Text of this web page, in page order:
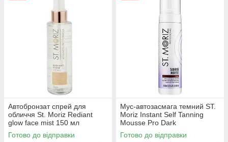
Автобронзат спрей для
обличчя St. Moriz Rediant
glow face mist 150 мл
Готово до відправки
Мус-автозасмага темний ST.
Moriz Instant Self Tanning
Mousse Pro Dark
Готово до відправки